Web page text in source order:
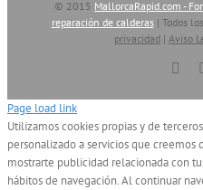
© 2015 MallorcaRapid.com -
reparación de calderas| Todos
privacidad | Aviso
Page load link
Utilizamos cookies propias y de
personalizado a servicios que creemos
mostrarte publicidad relacionada con
hábitos de navegación. Al continuar